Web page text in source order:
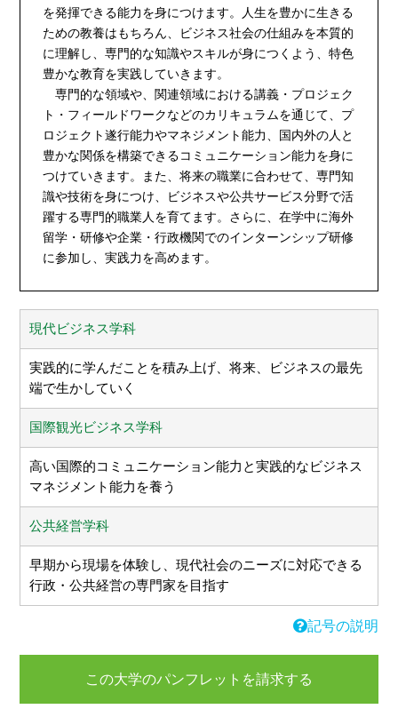
を発揮できる能力を身につけます。人生を豊かに生きる
ための教養はもちろん、ビジネス社会の仕組みを本質的
に理解し、専門的な知識やスキルが身につくよう、特色
豊かな教育を実践していきます。
専門的な領域や、関連領域における講義・プロジェク
ト・フィールドワークなどのカリキュラムを通じて、プ
ロジェクト遂行能力やマネジメント能力、国内外の人と
豊かな関係を構築できるコミュニケーション能力を身に
つけていきます。また、将来の職業に合わせて、専門知
識や技術を身につけ、ビジネスや公共サービス分野で活
躍する専門的職業人を育てます。さらに、在学中に海外
留学・研修や企業・行政機関でのインターンシップ研修
に参加し、実践力を高めます。
現代ビジネス学科
実践的に学んだことを積み上げ、将来、ビジネスの最先
端で生かしていく
国際観光ビジネス学科
高い国際的コミュニケーション能力と実践的なビジネス
マネジメント能力を養う
公共経営学科
早期から現場を体験し、現代社会のニーズに対応できる
行政・公共経営の専門家を目指す
記号の説明
この大学のパンフレットを請求する